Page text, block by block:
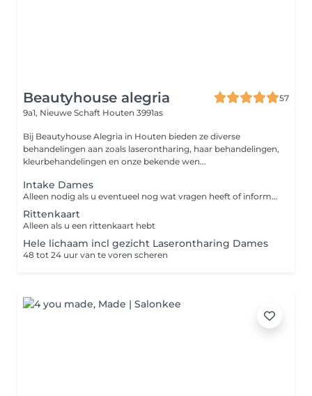
Beautyhouse alegria
57
9a1, Nieuwe Schaft Houten 3991as
Bij Beautyhouse Alegria in Houten bieden ze diverse
behandelingen aan zoals laserontharing, haar behandelingen,
kleurbehandelingen en onze bekende wen...
Intake Dames
Alleen nodig als u eventueel nog wat vragen heeft of informatie wilt
Rittenkaart
Alleen als u een rittenkaart hebt
Hele lichaam incl gezicht Laserontharing Dames
48 tot 24 uur van te voren scheren